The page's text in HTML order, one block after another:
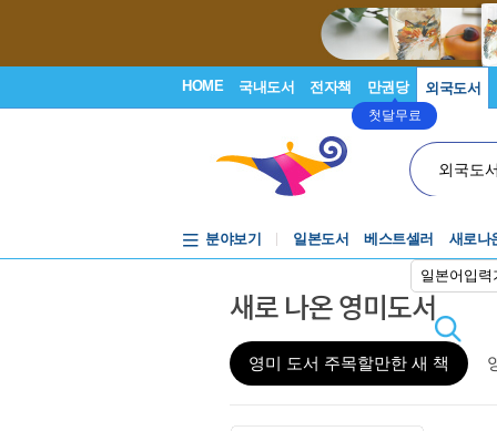
HOME 국내도서 전자책 만권당
첫달무료
외국도서
외국도
일본어입력
분야보기 일본도서 베스트셀러 새로나
새로 나온 영미도서
영미 도서 주목할만한 새 책